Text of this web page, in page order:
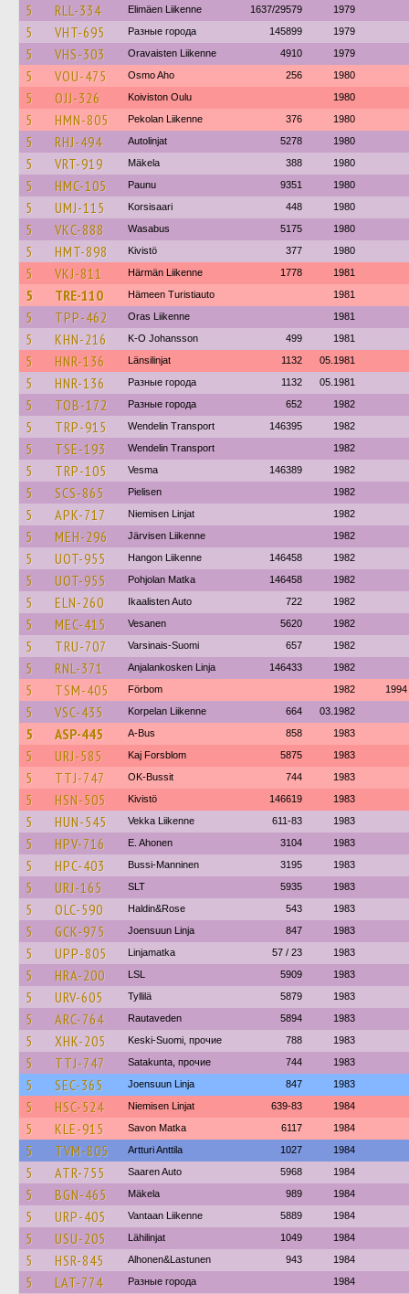
5 RLL-334 Elimäen Liikenne 1637/29579 1979
5 VHT-695 Разные города 145899 1979
5 VHS-303 Oravaisten Liikenne 4910 1979
5 VOU-475 Osmo Aho 256 1980
5 OJJ-326 Koiviston Oulu 1980
5 HMN-805 Pekolan Liikenne 376 1980
5 RHJ-494 Autolinjat 5278 1980
5 VRT-919 Mäkela 388 1980
5 HMC-105 Paunu 9351 1980
5 UMJ-115 Korsisaari 448 1980
5 VKC-888 Wasabus 5175 1980
5 HMT-898 Kivistö 377 1980
5 VKJ-811 Härmän Liikenne 1778 1981
5 TRE-110 Hämeen Turistiauto 1981
5 TPP-462 Oras Liikenne 1981
5 KHN-216 K-O Johansson 499 1981
5 HNR-136 Länsilinjat 1132 05.1981
5 HNR-136 Разные города 1132 05.1981
5 TOB-172 Разные города 652 1982
5 TRP-915 Wendelin Transport 146395 1982
5 TSE-193 Wendelin Transport 1982
5 TRP-105 Vesma 146389 1982
5 SCS-865 Pielisen 1982
5 APK-717 Niemisen Linjat 1982
5 MEH-296 Järvisen Liikenne 1982
5 UOT-955 Hangon Liikenne 146458 1982
5 UOT-955 Pohjolan Matka 146458 1982
5 ELN-260 Ikaalisten Auto 722 1982
5 MEC-415 Vesanen 5620 1982
5 TRU-707 Varsinais-Suomi 657 1982
5 RNL-371 Anjalankosken Linja 146433 1982
5 TSM-405 Förbom 1982 1994
5 VSC-435 Korpelan Liikenne 664 03.1982
5 ASP-445 A-Bus 858 1983
5 URJ-585 Kaj Forsblom 5875 1983
5 TTJ-747 OK-Bussit 744 1983
5 HSN-505 Kivistö 146619 1983
5 HUN-545 Vekka Liikenne 611-83 1983
5 HPV-716 E. Ahonen 3104 1983
5 HPC-403 Bussi-Manninen 3195 1983
5 URJ-165 SLT 5935 1983
5 OLC-590 Haldin&Rose 543 1983
5 GCK-975 Joensuun Linja 847 1983
5 UPP-805 Linjamatka 57 / 23 1983
5 HRA-200 LSL 5909 1983
5 URV-605 Tyllilä 5879 1983
5 ARC-764 Rautaveden 5894 1983
5 XHK-205 Keski-Suomi, прочие 788 1983
5 TTJ-747 Satakunta, прочие 744 1983
5 SEC-365 Joensuun Linja 847 1983
5 HSC-524 Niemisen Linjat 639-83 1984
5 KLE-915 Savon Matka 6117 1984
5 TVM-805 Artturi Anttila 1027 1984
5 ATR-755 Saaren Auto 5968 1984
5 BGN-465 Mäkela 989 1984
5 URP-405 Vantaan Liikenne 5889 1984
5 USU-205 Lähilinjat 1049 1984
5 HSR-845 Alhonen&Lastunen 943 1984
5 LAT-774 Разные города 1984